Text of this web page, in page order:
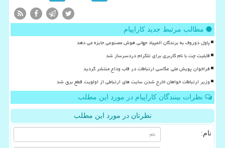
مطالب مرتبط جدید کاراپیام
پاول دوروف به برندگان المپیاد جهانی هوش مصنوعی جایزه می دهد
قابلیت چت با نام کاربری برای تلگرام دردسرساز شد
فراخوان پویش ملی عکاسی ارتباطات در قاب وداع منتشر گردید
وزیر ارتباطات خواهان خارج شدن سایت های ارتباطی از اولویت قطع برق شد
نظرات بینندگان کاراپیام در مورد این مطلب
نظرتان در مورد این مطلب
نام: